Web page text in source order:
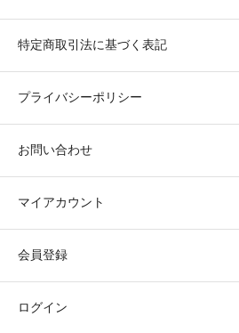
特定商取引法に基づく表記
プライバシーポリシー
お問い合わせ
マイアカウント
会員登録
ログイン